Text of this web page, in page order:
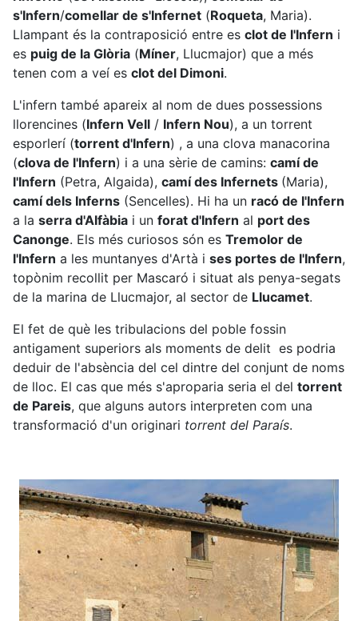
s'Infern/comellar de s'Infernet (Roqueta, Maria).
Llampant és la contraposició entre es clot de l'Infern i
es puig de la Glòria (Míner, Llucmajor) que a més
tenen com a veí es clot del Dimoni.
L'infern també apareix al nom de dues possessions
llorencines (Infern Vell / Infern Nou), a un torrent
esporlerí (torrent d'Infern) , a una clova manacorina
(clova de l'Infern) i a una sèrie de camins: camí de
l'Infern (Petra, Algaida), camí des Infernets (Maria),
camí dels Inferns (Sencelles). Hi ha un racó de l'Infern
a la serra d'Alfàbia i un forat d'Infern al port des
Canonge. Els més curiosos són es Tremolor de
l'Infern a les muntanyes d'Artà i ses portes de l'Infern,
topònim recollit per Mascaró i situat als penya-segats
de la marina de Llucmajor, al sector de Llucamet.
El fet de què les tribulacions del poble fossin
antigament superiors als moments de delit es podria
deduir de l'absència del cel dintre del conjunt de noms
de lloc. El cas que més s'aproparia seria el del torrent
de Pareis, que alguns autors interpreten com una
transformació d'un originari torrent del Paraís.